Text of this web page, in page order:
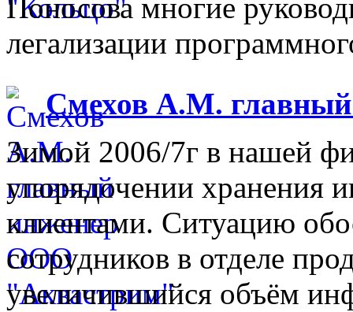
Поносова многие
легализации
Смехов А.М.
Зимой 2006/7г в нашей
упорядочении хранения
клиентами. Ситуацию
сотрудников в отделе
увеличившийся объём